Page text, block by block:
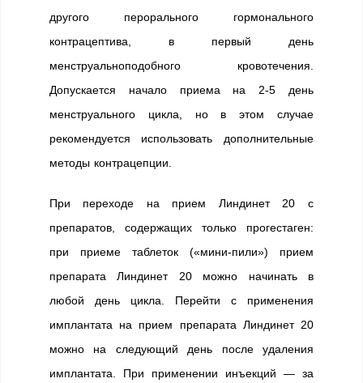
другого перорального гормонального
контрацептива, в первый день
менструальноподобного кровотечения.
Допускается начало приема на 2-5 день
менструального цикла, но в этом случае
рекомендуется использовать дополнительные
методы контрацепции.
При переходе на прием Линдинет 20 с
препаратов, содержащих только прогестаген:
при приеме таблеток («мини-пили») прием
препарата Линдинет 20 можно начинать в
любой день цикла. Перейти с применения
имплантата на прием препарата Линдинет 20
можно на следующий день после удаления
имплантата. При применении инъекций — за